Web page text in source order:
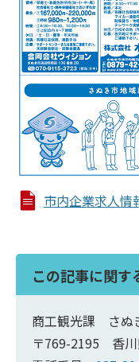
市内企業求人情
この記事に関す
商工観光課 さぬ
〒769-2195 香川